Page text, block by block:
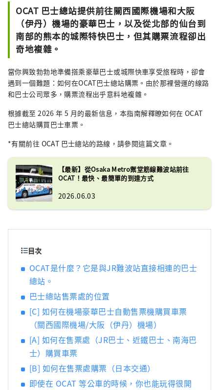
物。 位於OCAT地下一層的「蓬特廣場」以一個
巨大的球體為特色，在陽光下熠熠生輝。這片
露天空間視野開闊，藍天白雲盡收眼底，是各
年齡層人們休閒放鬆的理想場所。
OCAT 巴士總站提供前往關西國際機場和大阪
（伊丹）機場的豪華巴士，以及從北部的仙台到
南部的熊本的城際特快巴士，但其購票流程卻出
奇地複雜。
當你興致勃勃地準備搭乘豪華巴士或城際快車享受旅程時，卻會
遇到一個難題：如何在OCAT巴士總站購票。由於那裡營運的線路
和巴士公司眾多，購票流程出乎意料地複雜。
根據截至 2026 年 5 月的最新信息，本指南解釋瞭如何在 OCAT
巴士總站購買巴士車票。
*有關前往 OCAT 巴士總站的路線，請參閱這篇文章。
【最新】從Osaka Metro禦堂筋線難波站前往
OCAT！最快、最簡單的到達方式
2026.06.03
目次
OCAT是什麼？它是與JR難波站直接相連的巴士
總站。
巴士總站售票處的位置
[C] 如何在機場豪華巴士自動售票機購買車票
（關西國際機場/大阪（伊丹）機場）
[A] 如何在售票處（JR巴士、近鐵巴士、南海巴
士）購買車票
[B] 如何在售票處購票（日本交通）
即使在 OCAT 等公車的時候，你也能玩得很開